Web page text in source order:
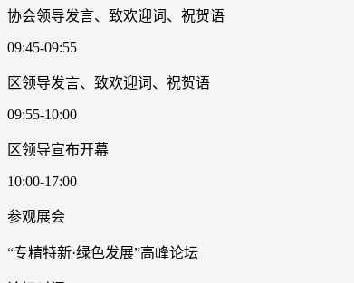
协会领导发言、致欢迎词、祝贺语
09:45-09:55
区领导发言、致欢迎词、祝贺语
09:55-10:00
区领导宣布开幕
10:00-17:00
参观展会
“专精特新·绿色发展”高峰论坛